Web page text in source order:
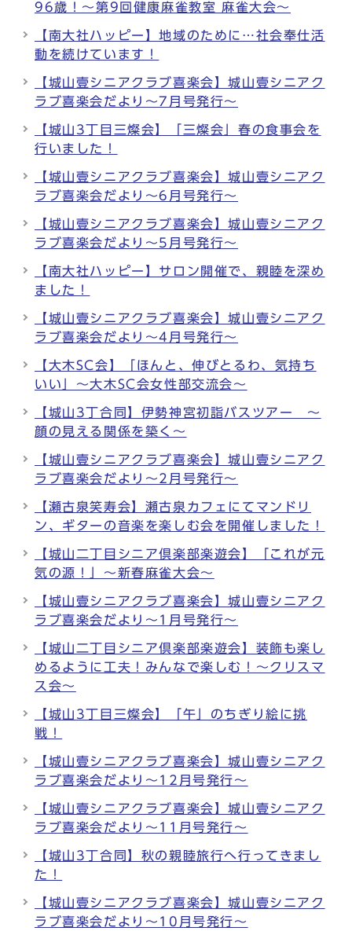
96歳！～第9回健康麻雀教室 麻雀大会～
【南大社ハッピー】地域のために…社会奉仕活
動を続けています！
【城山壹シニアクラブ喜楽会】城山壹シニアク
ラブ喜楽会だより～7月号発行～
【城山3丁目三燦会】「三燦会」春の食事会を
行いました！
【城山壹シニアクラブ喜楽会】城山壹シニアク
ラブ喜楽会だより～6月号発行～
【城山壹シニアクラブ喜楽会】城山壹シニアク
ラブ喜楽会だより～5月号発行～
【南大社ハッピー】サロン開催で、親睦を深め
ました！
【城山壹シニアクラブ喜楽会】城山壹シニアク
ラブ喜楽会だより～4月号発行～
【大木SC会】「ほんと、伸びとるわ、気持ち
いい」～大木SC会女性部交流会～
【城山3丁合同】伊勢神宮初詣バスツアー ～
顔の見える関係を築く～
【城山壹シニアクラブ喜楽会】城山壹シニアク
ラブ喜楽会だより～2月号発行～
【瀬古泉笑寿会】瀬古泉カフェにてマンドリ
ン、ギターの音楽を楽しむ会を開催しました！
【城山二丁目シニア倶楽部楽遊会】「これが元
気の源！」～新春麻雀大会～
【城山壹シニアクラブ喜楽会】城山壹シニアク
ラブ喜楽会だより～1月号発行～
【城山二丁目シニア倶楽部楽遊会】装飾も楽し
めるように工夫！みんなで楽しむ！～クリスマ
ス会～
【城山3丁目三燦会】「午」のちぎり絵に挑
戦！
【城山壹シニアクラブ喜楽会】城山壹シニアク
ラブ喜楽会だより～12月号発行～
【城山壹シニアクラブ喜楽会】城山壹シニアク
ラブ喜楽会だより～11月号発行～
【城山3丁合同】秋の親睦旅行へ行ってきまし
た！
【城山壹シニアクラブ喜楽会】城山壹シニアク
ラブ喜楽会だより～10月号発行～